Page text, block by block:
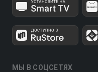
МЫ В СОЦСЕТЯХ